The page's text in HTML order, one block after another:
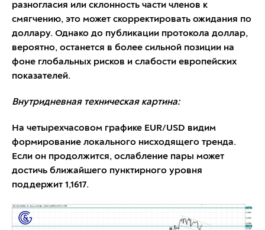
разногласия или склонность части членов к
смягчению, это может скорректировать ожидания по
доллару. Однако до публикации протокола доллар,
вероятно, останется в более сильной позиции на
фоне глобальных рисков и слабости европейских
показателей.
Внутридневная техническая картина:
На четырехчасовом графике EUR/USD видим
формирование локального нисходящего тренда.
Если он продолжится, ослабление пары может
достичь ближайшего пунктирного уровня
поддержит 1,1617.